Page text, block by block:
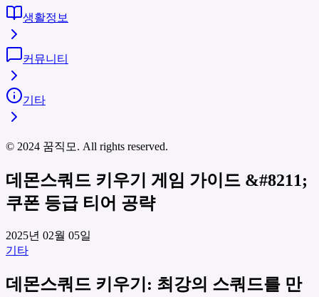
생활정보
커뮤니티
기타
© 2024 꿈직모. All rights reserved.
데몬스쿼드 키우기 게임 가이드 &#8211;
쿠폰 등급 티어 공략
2025년 02월 05일
기타
데몬스쿼드 키우기: 최강의 스쿼드를 만